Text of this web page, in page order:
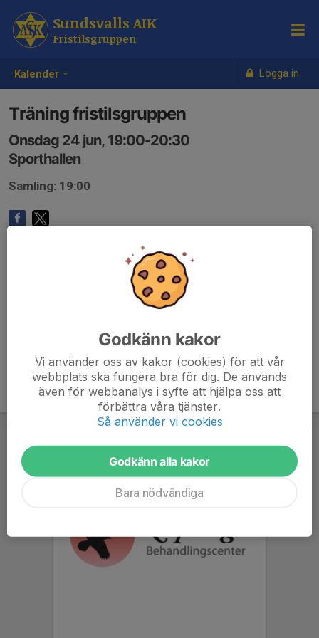
Kalender Logga in
Sundsvalls AIK
Fristilsgruppen
Träning fristilsgruppen
Onsdag 24 jun, 19:00-20:30
Sporthallen
Samling: 19:00
Godkänn kakor
Vi använder oss av kakor (cookies) för att vår
webbplats ska fungera bra för dig. De används
även för webbanalys i syfte att hjälpa oss att
förbättra våra tjänster.
Så använder vi cookies
Godkänn alla kakor
Bara nödvändiga